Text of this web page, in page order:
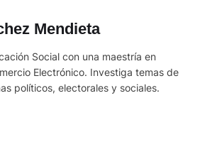
Mendieta
Social con una maestría en
Electrónico. Investiga temas de
políticos, electorales y sociales.